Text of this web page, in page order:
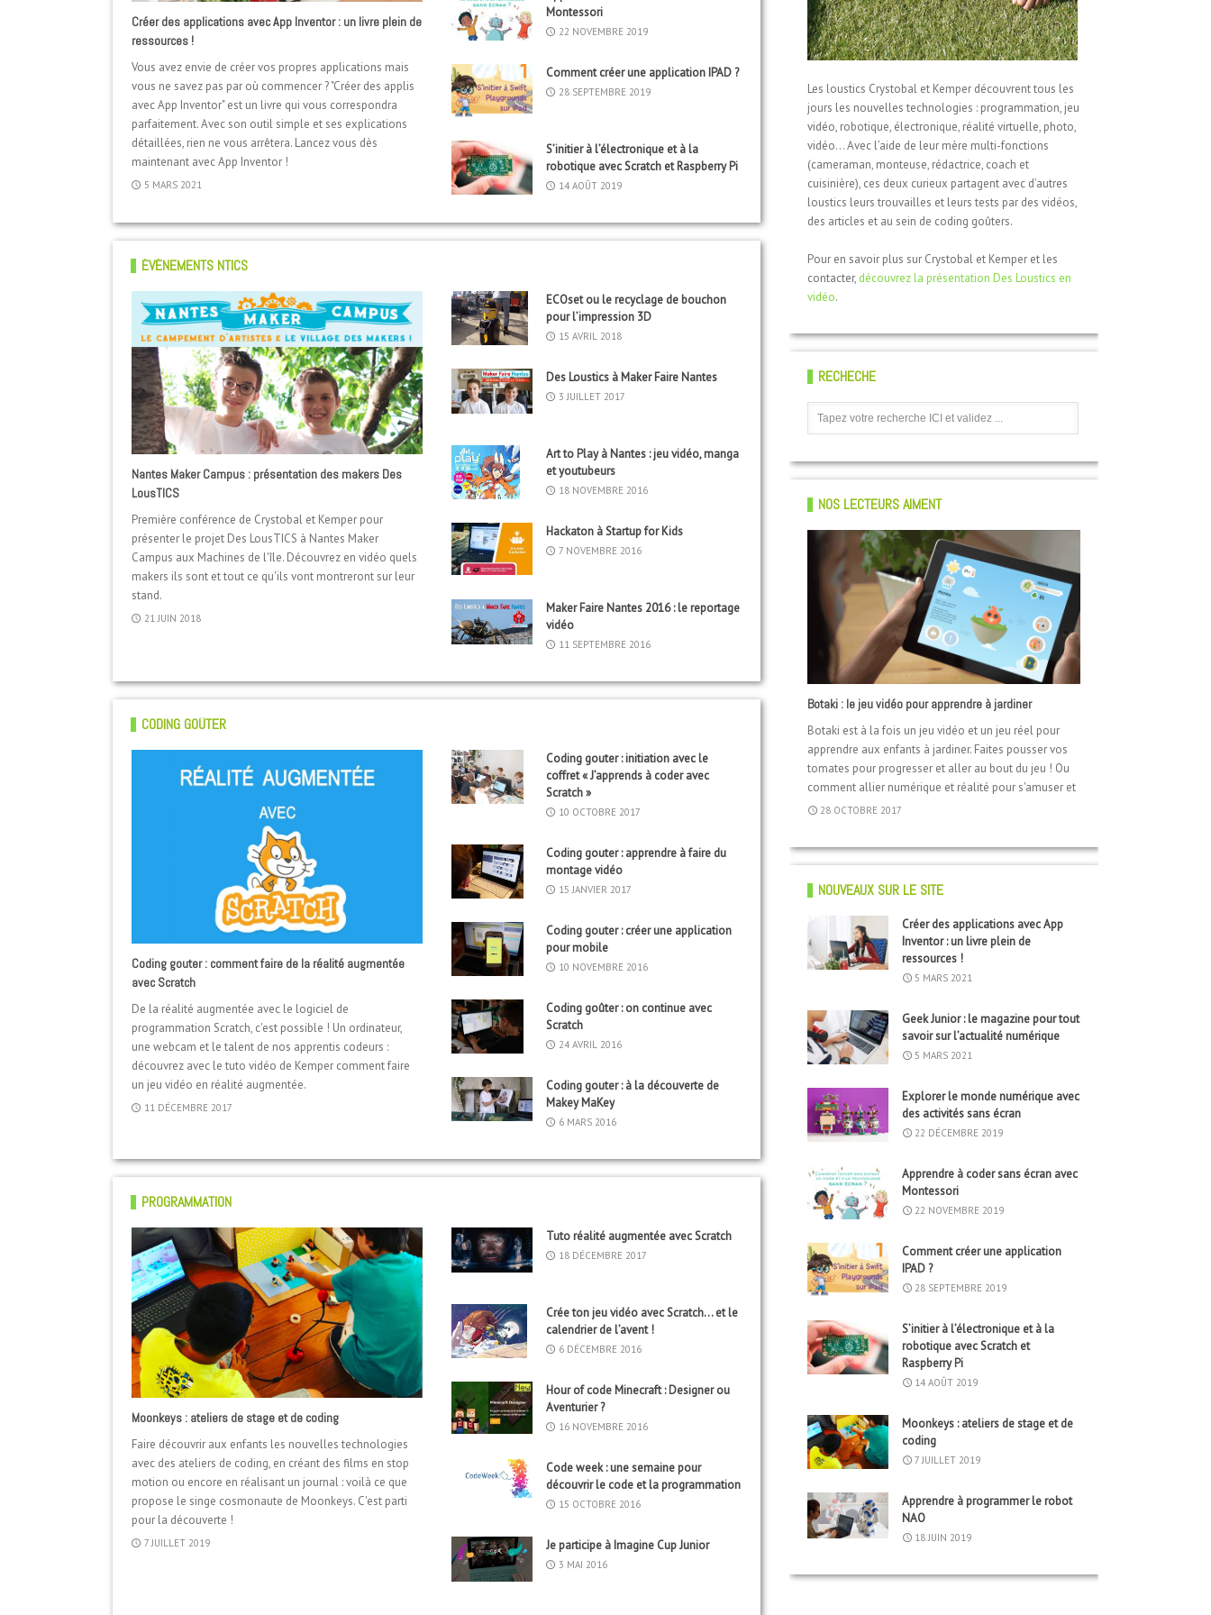
Créer des applications avec App Inventor : un livre plein de
ressources !
Vous avez envie de créer vos propres applications mais
vous ne savez pas par où commencer ? "Créer des applis
avec App Inventor" est un livre qui vous correspondra
parfaitement. Avec son outil simple et ses explications
détaillées, rien ne vous arrêtera. Lancez vous dès
maintenant avec App Inventor !
5 MARS 2021
Montessori
22 NOVEMBRE 2019
Comment créer une application IPAD ?
28 SEPTEMBRE 2019
S’initier à l’électronique et à la
robotique avec Scratch et Raspberry Pi
14 AOÛT 2019
ÉVÉNEMENTS NTICS
Nantes Maker Campus : présentation des makers Des
LousTICS
Première conférence de Crystobal et Kemper pour
présenter le projet Des LousTICS à Nantes Maker
Campus aux Machines de l'île. Découvrez en vidéo quels
makers ils sont et tout ce qu'ils vont montreront sur leur
stand.
21 JUIN 2018
ECOset ou le recyclage de bouchon
pour l’impression 3D
15 AVRIL 2018
Des Loustics à Maker Faire Nantes
3 JUILLET 2017
Art to Play à Nantes : jeu vidéo, manga
et youtubeurs
18 NOVEMBRE 2016
Hackaton à Startup for Kids
7 NOVEMBRE 2016
Maker Faire Nantes 2016 : le reportage
vidéo
11 SEPTEMBRE 2016
CODING GOÛTER
Coding gouter : comment faire de la réalité augmentée
avec Scratch
De la réalité augmentée avec le logiciel de
programmation Scratch, c'est possible ! Un ordinateur,
une webcam et le talent de nos apprentis codeurs :
découvrez avec le tuto vidéo de Kemper comment faire
un jeu vidéo en réalité augmentée.
11 DÉCEMBRE 2017
Coding gouter : initiation avec le
coffret « J’apprends à coder avec
Scratch »
10 OCTOBRE 2017
Coding gouter : apprendre à faire du
montage vidéo
15 JANVIER 2017
Coding gouter : créer une application
pour mobile
10 NOVEMBRE 2016
Coding goûter : on continue avec
Scratch
24 AVRIL 2016
Coding gouter : à la découverte de
Makey MaKey
6 MARS 2016
PROGRAMMATION
Moonkeys : ateliers de stage et de coding
Faire découvrir aux enfants les nouvelles technologies
avec des ateliers de coding, en créant des films en stop
motion ou encore en réalisant un journal : voilà ce que
propose le singe cosmonaute de Moonkeys. C'est parti
pour la découverte !
7 JUILLET 2019
Tuto réalité augmentée avec Scratch
18 DÉCEMBRE 2017
Crée ton jeu vidéo avec Scratch… et le
calendrier de l’avent !
6 DÉCEMBRE 2016
Hour of code Minecraft : Designer ou
Aventurier ?
16 NOVEMBRE 2016
Code week : une semaine pour
découvrir le code et la programmation
15 OCTOBRE 2016
Je participe à Imagine Cup Junior
3 MAI 2016
Les loustics Crystobal et Kemper découvrent tous les
jours les nouvelles technologies : programmation, jeu
vidéo, robotique, électronique, réalité virtuelle, photo,
vidéo… Avec l’aide de leur mère multi-fonctions
(cameraman, monteuse, rédactrice, coach et
cuisinière), ces deux curieux partagent avec d’autres
loustics leurs trouvailles et leurs tests par des vidéos,
des articles et au sein de coding goûters.
Pour en savoir plus sur Crystobal et Kemper et les
contacter, découvrez la présentation Des Loustics en
vidéo.
RECHECHE
NOS LECTEURS AIMENT
Botaki : le jeu vidéo pour apprendre à jardiner
Botaki est à la fois un jeu vidéo et un jeu réel pour
apprendre aux enfants à jardiner. Faites pousser vos
tomates pour progresser et aller au bout du jeu ! Ou
comment allier numérique et réalité pour s'amuser et
28 OCTOBRE 2017
Les kart électriques de Lorem
Makey Makey : tuto pour faire de la musique avec des
courgettes
Coding goûter : on continue avec Scratch
Quand des Loustics testent la réalité virtuelle (TV5
Monde)
NOUVEAUX SUR LE SITE
Créer des applications avec App
Inventor : un livre plein de
ressources !
5 MARS 2021
Geek Junior : le magazine pour tout
savoir sur l’actualité numérique
5 MARS 2021
Explorer le monde numérique avec
des activités sans écran
22 DÉCEMBRE 2019
Apprendre à coder sans écran avec
Montessori
22 NOVEMBRE 2019
Comment créer une application
IPAD ?
28 SEPTEMBRE 2019
S’initier à l’électronique et à la
robotique avec Scratch et
Raspberry Pi
14 AOÛT 2019
Moonkeys : ateliers de stage et de
coding
7 JUILLET 2019
Apprendre à programmer le robot
NAO
18 JUIN 2019